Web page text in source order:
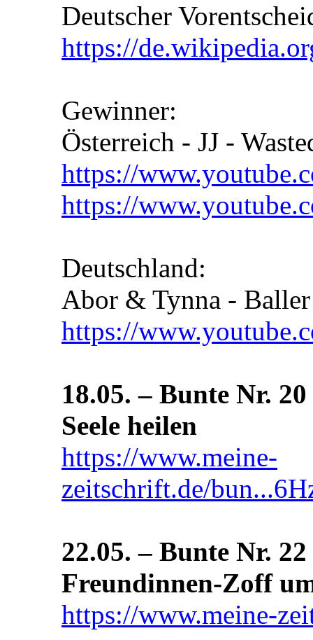
Deutscher
https://
Gewinner:
Österreich - JJ -
https://
https://
Deutschland:
Abor & Tynna -
https://
18.05. – Bunte Nr.
Seele heilen
https://www.meine-
zeitschrift.de/
22.05. – Bunte Nr.
Freundinnen-Zoff
https://www.meine-